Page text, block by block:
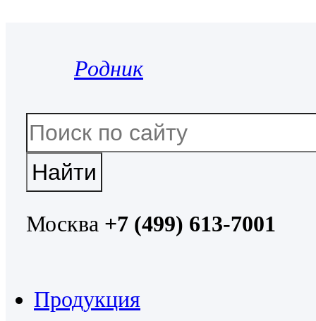
Родник
Москва +7 (499) 613-7001
Продукция